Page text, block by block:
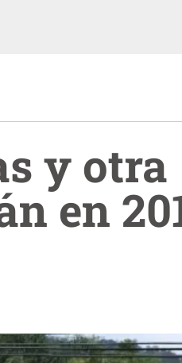
y otra
en